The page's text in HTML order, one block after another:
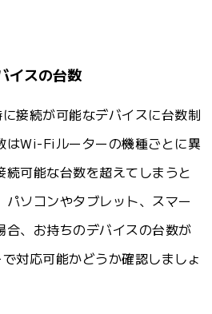
イスの台数
接続が可能なデバイスに台数制
はWi-Fiルーターの機種ごとに異
可能な台数を超えてしまうと
ソコンやタブレット、スマー
合、お持ちのデバイスの台数が
対応可能かどうか確認しましょ